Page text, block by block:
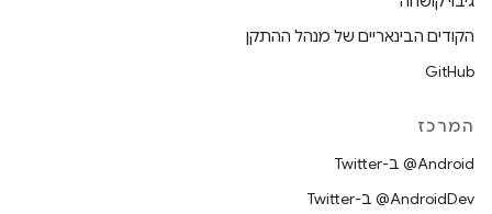
הקודים הבינאריים של מנהל ההתקן
GitHub
המרכז
‎@Android ב-Twitter
‎@AndroidDev ב-Twitter